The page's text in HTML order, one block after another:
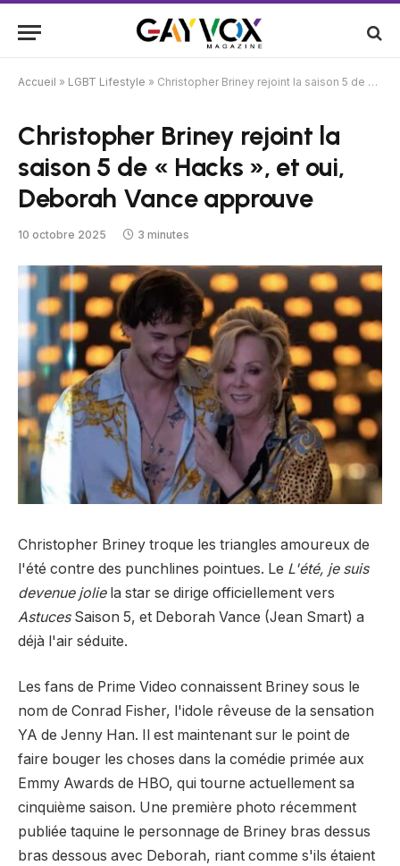
Accueil » LGBT Lifestyle » Christopher Briney rejoint la saison 5 de « Hacks », et oui, Deborah Vance approuve
Christopher Briney rejoint la
saison 5 de « Hacks », et oui,
Deborah Vance approuve
10 octobre 2025 3 minutes
Christopher Briney troque les triangles amoureux de
l'été contre des punchlines pointues. Le L'été, je suis
devenue joliela star se dirige officiellement vers
AstucesSaison 5, et Deborah Vance (Jean Smart) a
déjà l'air séduite.
Les fans de Prime Video connaissent Briney sous le
nom de Conrad Fisher, l'idole rêveuse de la sensation
YA de Jenny Han. Il est maintenant sur le point de
faire bouger les choses dans la comédie primée aux
Emmy Awards de HBO, qui tourne actuellement sa
cinquième saison. Une première photo récemment
publiée taquine le personnage de Briney bras dessus
bras dessous avec Deborah, riant comme s'ils étaient